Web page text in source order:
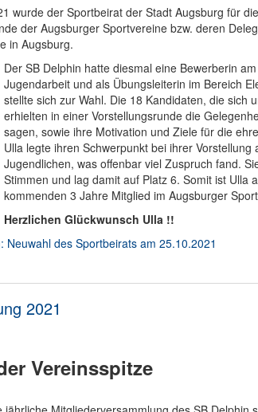
wurde der Sportbeirat der Stadt Augsburg für
der Augsburger Sportvereine bzw. deren
in Augsburg.
Der SB Delphin hatte diesmal eine Bewerberin
Jugendarbeit und als Übungsleiterin im Bereich
stellte sich zur Wahl. Die 18 Kandidaten, die sich
erhielten in einer Vorstellungsrunde die
sagen, sowie ihre Motivation und Ziele für die
Ulla legte ihren Schwerpunkt bei ihrer
Jugendlichen, was offenbar viel Zuspruch fand.
Stimmen und lag damit auf Platz 6. Somit ist Ulla
kommenden 3 Jahre Mitglied im Augsburger
Herzlichen Glückwunsch Ulla !!
Neuwahl des Sportbeirats am 25.10.2021
2021
Vereinsspitze